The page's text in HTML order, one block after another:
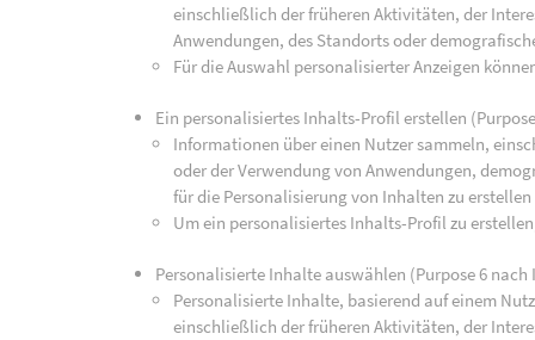
einschließlich der früheren Aktivitäten, der
Anwendungen, des Standorts oder
Für die Auswahl personalisierter Anzeigen
Ein personalisiertes Inhalts-Profil erstellen
Informationen über einen Nutzer sammeln,
oder der Verwendung von Anwendungen,
für die Personalisierung von Inhalten zu
Um ein personalisiertes Inhalts-Profil zu
Personalisierte Inhalte auswählen (Purpose 6 nach
Personalisierte Inhalte, basierend auf einem
einschließlich der früheren Aktivitäten, der